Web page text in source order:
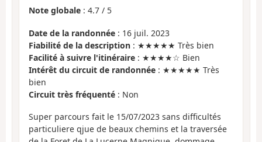
Note globale : 4.7 / 5
Date de la randonnée : 16 juil. 2023
Fiabilité de la description : ★★★★★ Très bien
Facilité à suivre l'itinéraire : ★★★★☆ Bien
Intérêt du circuit de randonnée : ★★★★★ Très
bien
Circuit très fréquenté : Non
Super parcours fait le 15/07/2023 sans difficultés
particuliere qjue de beaux chemins et la traversée